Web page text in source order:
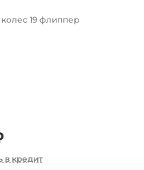
19 флиппер
кредит